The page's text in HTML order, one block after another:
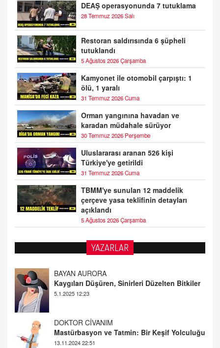
DEAŞ operasyonunda 7 tutuklama
28 Temmuz 2026 Salı
Restoran saldırısında 6 şüpheli
tutuklandı
5 Ağustos 2026 Çarşamba
Kamyonet ile otomobil çarpıştı: 1
ölü, 1 yaralı
31 Temmuz 2026 Cuma
Orman yangınına havadan ve
karadan müdahale sürüyor
30 Temmuz 2026 Perşembe
Uluslararası aranan 526 kişi
Türkiye'ye getirildi
31 Temmuz 2026 Cuma
TBMM'ye sunulan 12 maddelik
çerçeve yasa teklifinin detayları
açıklandı
5 Ağustos 2026 Çarşamba
YAZARLAR
DOKTOR CİVANIM
Mastürbasyon ve Tatmin: Bir Keşif Yolculuğu
13.11.2024 22:51
ALİ EFENDİ
Adana At Yarışı Tahminleri | 21 Aralık
Cumartesi